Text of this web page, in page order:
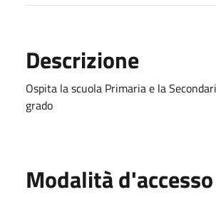
Descrizione
Ospita la scuola Primaria e la
grado
Modalità d'accesso